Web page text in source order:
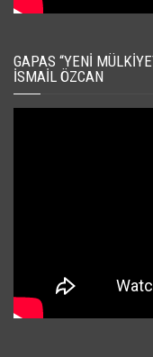
GAPAS “YENI
İSMAIL ÖZCAN